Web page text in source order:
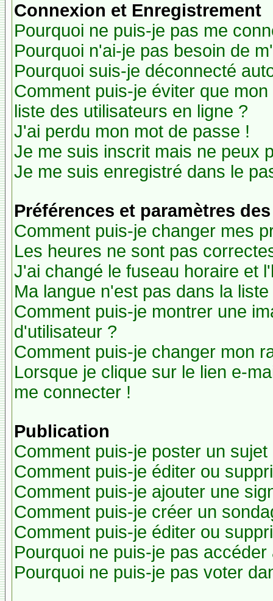
Connexion et Enregistrement
Pourquoi ne puis-je pas me
Pourquoi n'ai-je pas besoin de
Pourquoi suis-je déconnecté
Comment puis-je éviter que
liste des utilisateurs en ligne ?
J'ai perdu mon mot de passe !
Je me suis inscrit mais ne peux
Je me suis enregistré dans le
Préférences et paramètres
Comment puis-je changer mes
Les heures ne sont pas
J'ai changé le fuseau horaire et
Ma langue n'est pas dans la liste
Comment puis-je montrer une
d'utilisateur ?
Comment puis-je changer mon
Lorsque je clique sur le lien e-
me connecter !
Publication
Comment puis-je poster un
Comment puis-je éditer ou
Comment puis-je ajouter une
Comment puis-je créer un
Comment puis-je éditer ou
Pourquoi ne puis-je pas accéder
Pourquoi ne puis-je pas voter